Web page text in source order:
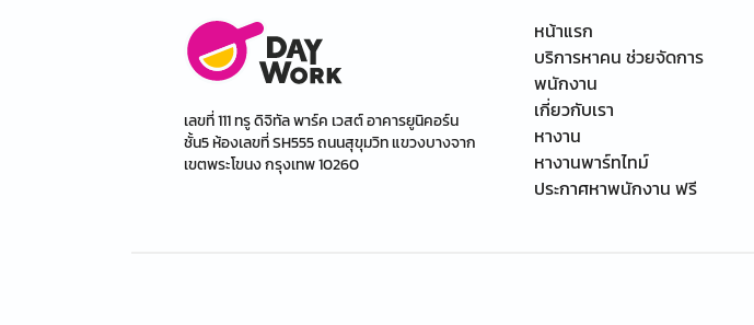
เลขที่ 111 ทรู ดิจิทัล พาร์ค เวสต์ อาคารยูนิคอร์น
ชั้น5 ห้องเลขที่ SH555 ถนนสุขุมวิท แขวงบางจาก
เขตพระโขนง กรุงเทพ 10260
หน้าแรก
บริการหาคน ช่วยจัดการ
พนักงาน
เกี่ยวกับเรา
หางาน
หางานพาร์ทไทม์
ประกาศหาพนักงาน ฟรี